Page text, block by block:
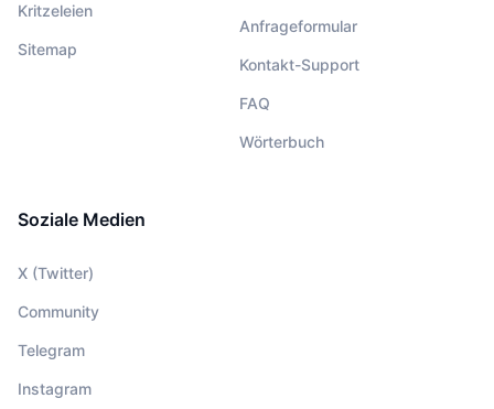
Kritzeleien
Sitemap
Anfrageformular
Kontakt-Support
FAQ
Wörterbuch
Soziale Medien
X (Twitter)
Community
Telegram
Instagram